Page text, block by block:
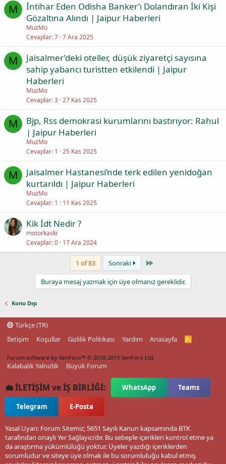
M
İntihar Eden Odisha Banker’ı Dolandıran İki Kişi
Gözaltına Alındı | Jaipur Haberleri
MuzMo
Cevaplar 7 7 Ara 2025
M
Jaisalmer’deki oteller, düşük ziyaretçi sayısına
sahip yabancı turistten etkilendi | Jaipur
Haberleri
MuzMo
Cevaplar 3 27 Kas 2025
M
Bjp, Rss demokrasi kurumlarını bastırıyor: Rahul
| Jaipur Haberleri
MuzMo
Cevaplar 1 25 Kas 2025
M
Jaisalmer Hastanesi’nde terk edilen yenidoğan
kurtarıldı | Jaipur Haberleri
MuzMo
Cevaplar 1 11 Kas 2025
Ki̇k İdt Nedir ?
motorkaski
Cevaplar 0 17 Ara 2024
1 of 83 Sonraki Last
Buraya mesaj yazmak için üye olmanız gereklidir.
Konu Dışı
Türkçe (TR)
İletişim
Koşullar Gizlilik Politikası Yardım Anasayfa
R
Forum software by XenForo™ © 2010-2019 XenForo Ltd.
Kalabalık Yalnızlık Büyük Forum
💼 İLETİŞİM ve İŞ BİRLİĞİ: WhatsApp Teams
Telegram E-Posta
Yasal Uyarı: Forum Sitemiz; 5651 Sayılı Kanun kapsamında BTK
tarafından onaylı Yer Sağlayıcı'dır. Bu sebeple içerikleri kontrol etme ya
da araştırma yükümlülüğü yoktur. Üyeler yazdığı içeriklerden
sorumludur ve siteye üye olmak ile bu sorumluluğu kabul etmiş